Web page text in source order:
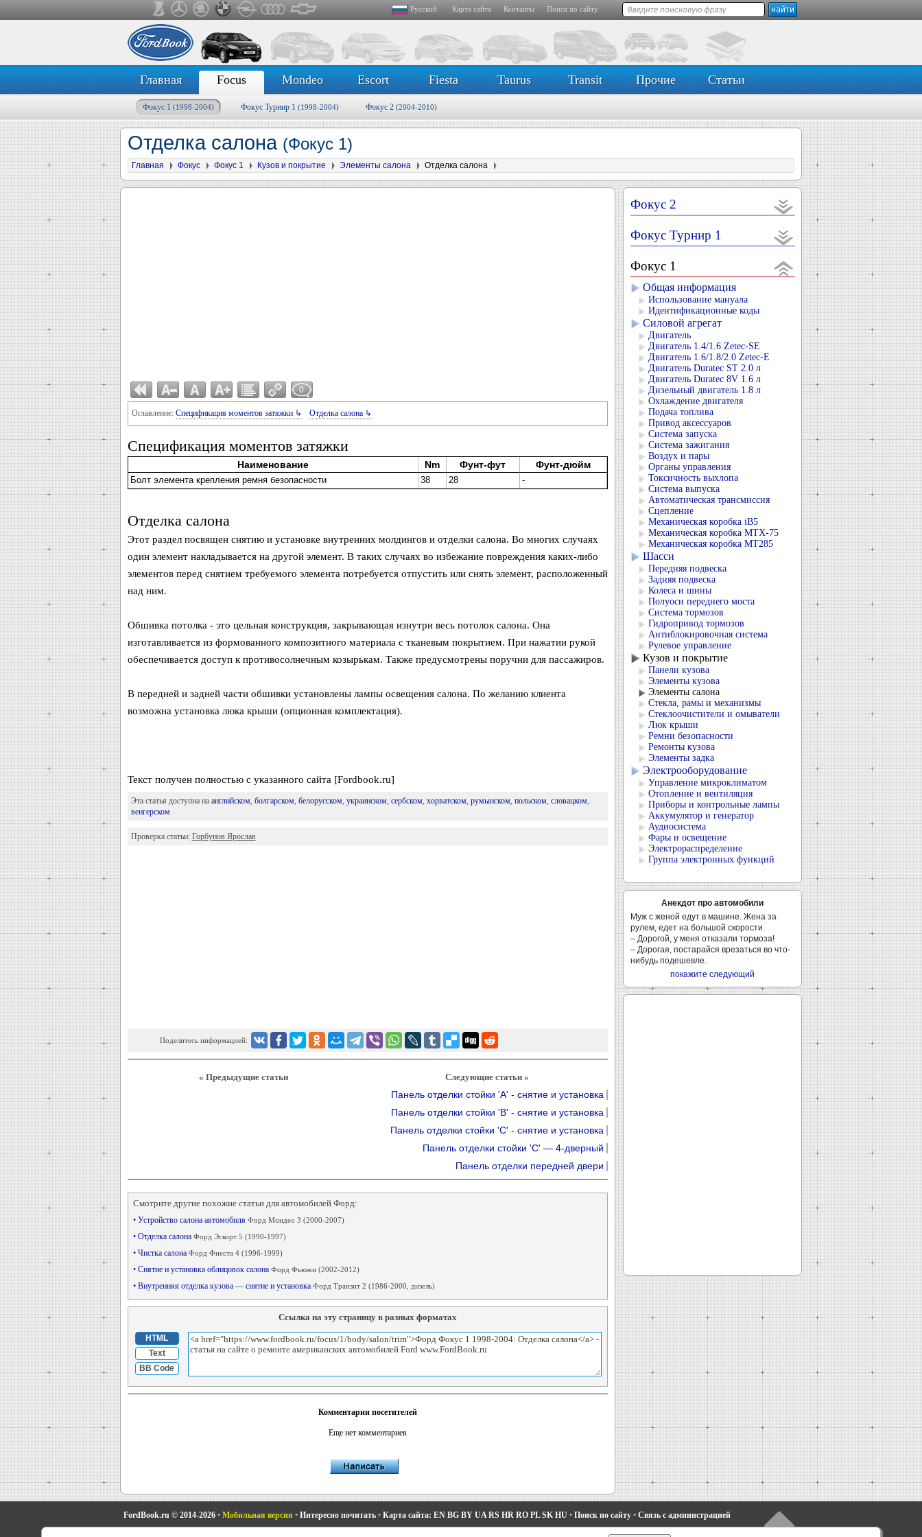
Русский Карта сайта Контакты Поиск по сайту
Главная Focus Mondeo Escort Fiesta Taurus Transit Прочие Статьи
Фокус 1 (1998-2004) Фокус Турнир 1 (1998-2004) Фокус 2 (2004-2010)
Отделка салона (Фокус 1)
Главная Фокус Фокус 1 Кузов и покрытие Элементы салона Отделка салона
0
Оглавление: Спецификация моментов затяжки ↳ Отделка салона ↳
Спецификация моментов затяжки
Наименование Nm Фунт-фут Фунт-дюйм
Болт элемента крепления ремня безопасности 38 28 -
Отделка салона
Этот раздел посвящен снятию и установке внутренних молдингов и отделки салона. Во многих случаях
один элемент накладывается на другой элемент. В таких случаях во избежание повреждения каких-либо
элементов перед снятием требуемого элемента потребуется отпустить или снять элемент, расположенный
над ним.
Обшивка потолка - это цельная конструкция, закрывающая изнутри весь потолок салона. Она
изготавливается из формованного композитного материала с тканевым покрытием. При нажатии рукой
обеспечивается доступ к противосолнечным козырькам. Также предусмотрены поручни для пассажиров.
В передней и задней части обшивки установлены лампы освещения салона. По желанию клиента
возможна установка люка крыши (опционная комплектация).
Текст получен полностью с указанного сайта [Fordbook.ru]
Эта статья доступна на английском, болгарском, белорусском, украинском, сербском, хорватском, румынском, польском, словацком,
венгерском
Проверка статьи: Горбунов Ярослав
Поделитесь информацией:
« Предыдущие статьи Следующие статьи »
Панель отделки стойки 'А' - снятие и установка
Панель отделки стойки 'B' - снятие и установка
Панель отделки стойки 'C' - снятие и установка
Панель отделки стойки 'С' — 4-дверный
Панель отделки передней двери
Смотрите другие похожие статьи для автомобилей Форд:
• Устройство салона автомобиля Форд Мондео 3 (2000-2007)
• Отделка салона Форд Эскорт 5 (1990-1997)
• Чистка салона Форд Фиеста 4 (1996-1999)
• Снятие и установка облицовок салона Форд Фьюжн (2002-2012)
• Внутренняя отделка кузова — снятие и установка Форд Транзит 2 (1986-2000, дизель)
Ссылка на эту страницу в разных форматах
HTML
Text
BB Code
Комментарии посетителей
Еще нет комментариев
Фокус 2
Фокус Турнир 1
Фокус 1
Общая информация
Использование мануала
Идентификационные коды
Силовой агрегат
Двигатель
Двигатель 1.4/1.6 Zetec-SE
Двигатель 1.6/1.8/2.0 Zetec-E
Двигатель Duratec ST 2.0 л
Двигатель Duratec 8V 1.6 л
Дизельный двигатель 1.8 л
Охлаждение двигателя
Подача топлива
Привод аксессуаров
Система запуска
Система зажигания
Воздух и пары
Органы управления
Токсичность выхлопа
Система выпуска
Автоматическая трансмиссия
Сцепление
Механическая коробка iB5
Механическая коробка MTX-75
Механическая коробка MT285
Шасси
Передняя подвеска
Задняя подвеска
Колеса и шины
Полуоси переднего моста
Система тормозов
Гидропривод тормозов
Антиблокировочная система
Рулевое управление
Кузов и покрытие
Панели кузова
Элементы кузова
Элементы салона
Стекла, рамы и механизмы
Стеклоочистители и омыватели
Люк крыши
Ремни безопасности
Ремонты кузова
Элементы задка
Электрооборудование
Управление микроклиматом
Отопление и вентиляция
Приборы и контрольные лампы
Аккумулятор и генератор
Аудиосистема
Фары и освещение
Электрораспределение
Группа электронных функций
Анекдот про автомобили
Муж с женой едут в машине. Жена за
рулем, едет на большой скорости.
– Дорогой, у меня отказали тормоза!
– Дорогая, постарайся врезаться во что-
нибудь подешевле.
покажите следующий
FordBook.ru © 2014-2026 • Мобильная версия • Интересно почитать • Карта сайта: EN BG BY UA RS HR RO PL SK HU • Поиск по сайту • Связь с администрацией